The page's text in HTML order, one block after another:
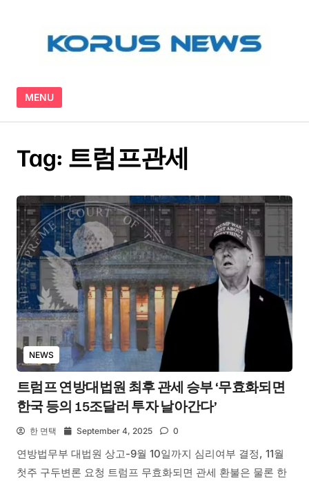
MENU
Tag: 트럼프관세
NEWS
트럼프 연방대법원 최후 관세 승부 ‘무효화되면
한국 등의 15조달러 투자 날아간다’
한 면택 September 4, 2025 0
연방법무부 대법원 상고-9월 10일까지 심리여부 결정, 11월
첫주 구두변론 요청 트럼프 무효화되면 관세 환불은 물론 한